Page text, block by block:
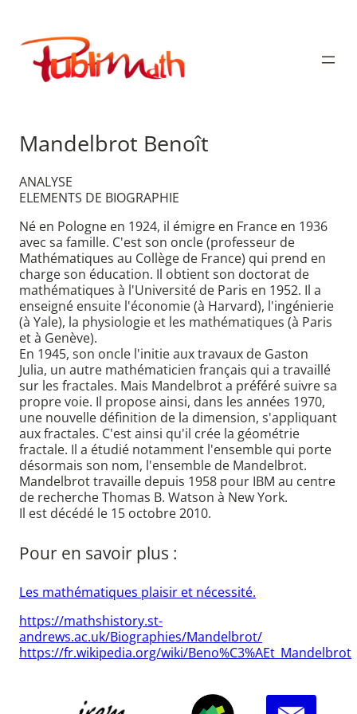
contenu
Publimath
Mandelbrot Benoît
ANALYSE
ELEMENTS DE BIOGRAPHIE
Né en Pologne en 1924, il émigre en France en 1936
avec sa famille. C'est son oncle (professeur de
Mathématiques au Collège de France) qui prend en
charge son éducation. Il obtient son doctorat de
mathématiques à l'Université de Paris en 1952. Il a
enseigné ensuite l'économie (à Harvard), l'ingénierie
(à Yale), la physiologie et les mathématiques (à Paris
et à Genève).
En 1945, son oncle l'initie aux travaux de Gaston
Julia, un autre mathématicien français qui a travaillé
sur les fractales. Mais Mandelbrot a préféré suivre sa
propre voie. Il propose ainsi, dans les années 1970,
une nouvelle définition de la dimension, s'appliquant
aux fractales. C'est ainsi qu'il crée la géométrie
fractale. Il a étudié notamment l'ensemble qui porte
désormais son nom, l'ensemble de Mandelbrot.
Mandelbrot travaille depuis 1958 pour IBM au centre
de recherche Thomas B. Watson à New York.
Il est décédé le 15 octobre 2010.
Pour en savoir plus :
Les mathématiques plaisir et nécessité.
https://mathshistory.st-
andrews.ac.uk/Biographies/Mandelbrot/
https://fr.wikipedia.org/wiki/Beno%C3%AEt_Mandelbrot